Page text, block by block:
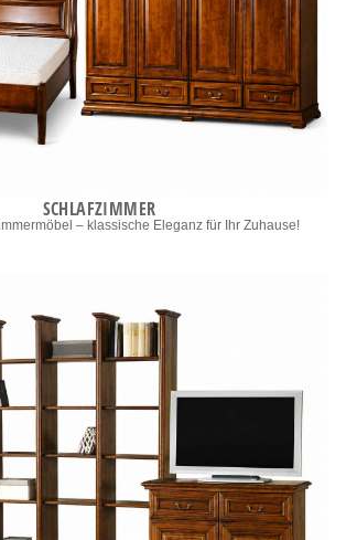
SCHLAFZIMMER
– klassische Eleganz für Ihr Zuhause!